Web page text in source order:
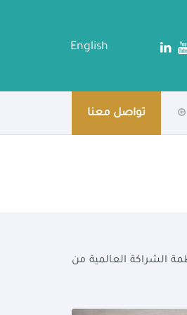
English
تواصل معنا
الشراكة العالمية من